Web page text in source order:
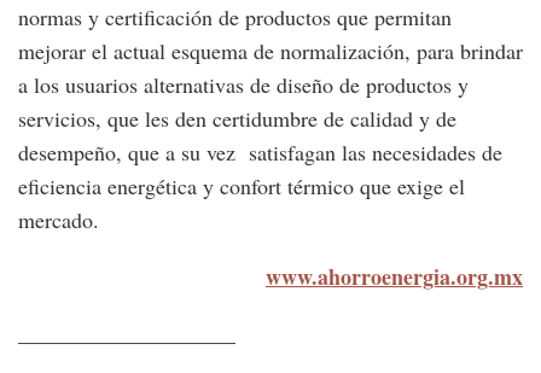
normas y certificación de productos que permitan
mejorar el actual esquema de normalización, para brindar
a los usuarios alternativas de diseño de productos y
servicios, que les den certidumbre de calidad y de
desempeño, que a su vez satisfagan las necesidades de
eficiencia energética y confort térmico que exige el
mercado.
www.ahorroenergia.org.mx